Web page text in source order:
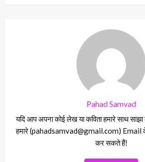
Pahad Samvad
यदि आप अपना कोई लेख या कविता हमारे साथ
हमारे (pahadsamvad@gmail.com) Email
कर सकते हैं!